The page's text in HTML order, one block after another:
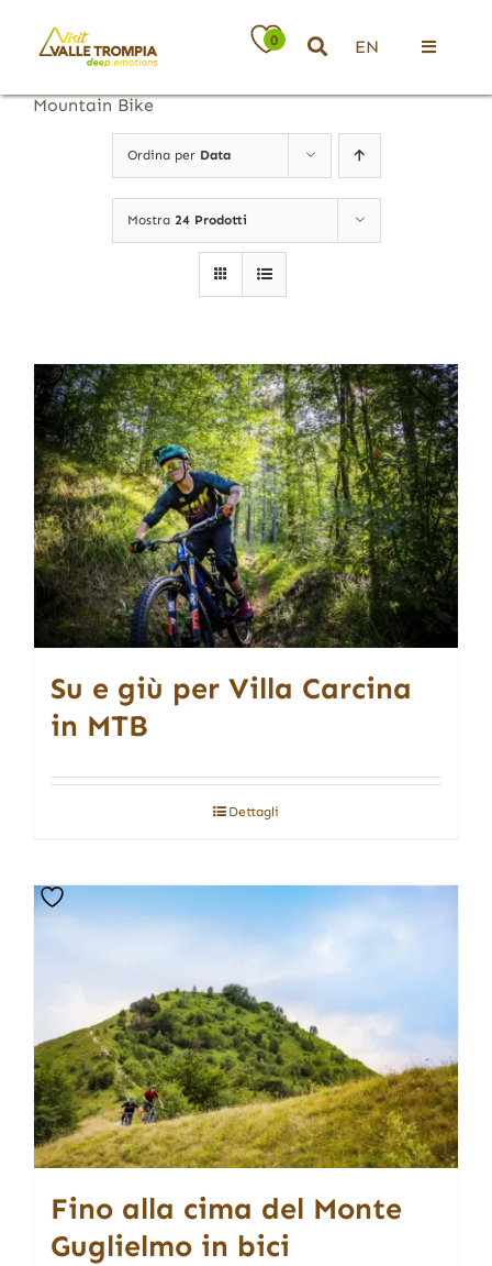
contenuto
0 EN
Toggle
Eventi
Mountain Bike
Ordina per Data
Mostra 24 Prodotti
Su e giù per Villa Carcina
in MTB
Dettagli
Fino alla cima del Monte
Guglielmo in bici